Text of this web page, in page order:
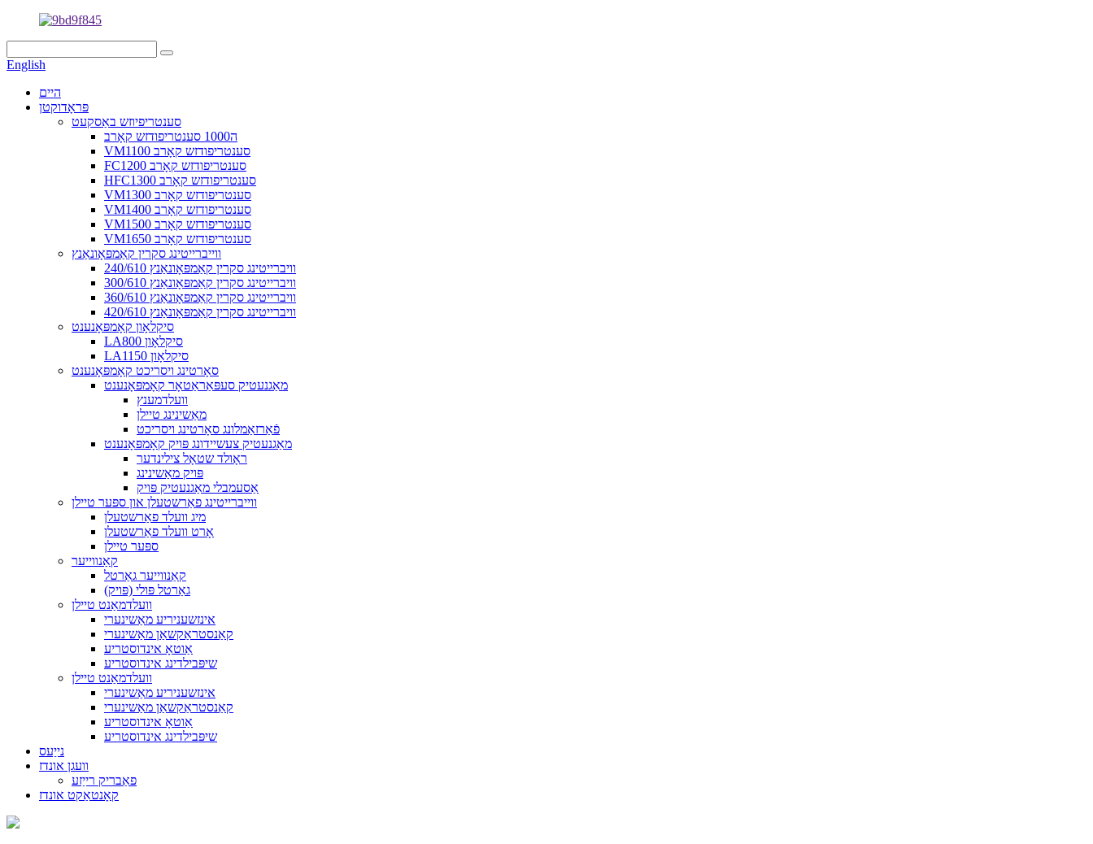
English
היים
פּראָדוקטן
סענטריפיוזש באַסקעט
ה1000 סענטריפודזש קאָרב
VM1100 סענטריפודזש קאָרב
FC1200 סענטריפודזש קאָרב
HFC1300 סענטריפודזש קאָרב
VM1300 סענטריפודזש קאָרב
VM1400 סענטריפודזש קאָרב
VM1500 סענטריפודזש קאָרב
VM1650 סענטריפודזש קאָרב
ווייברייטינג סקרין קאַמפּאָונאַנץ
240/610 וויברייטינג סקרין קאַמפּאָונאַנץ
300/610 וויברייטינג סקרין קאַמפּאָונאַנץ
360/610 וויברייטינג סקרין קאַמפּאָונאַנץ
420/610 וויברייטינג סקרין קאַמפּאָונאַנץ
סיקלאָון קאָמפּאָנענט
LA800 סיקלאָון
LA1150 סיקלאָון
סאָרטינג ויסריכט קאָמפּאָנענט
מאַגנעטיק סעפּאַראַטאָר קאָמפּאָנענט
וועלדמענץ
מאַשינינג טיילן
פֿאַרזאַמלונג סאָרטינג ויסריכט
מאַגנעטיק צעשיידונג פּויק קאָמפּאָנענט
ראָולד שטאָל צילינדער
פּויק מאַשינינג
אַסעמבלי מאַגנעטיק פּויק
ווייברייטינג פאַרשטעלן און ספּער טיילן
מיג וועלד פאַרשטעלן
אָרט וועלד פאַרשטעלן
ספּער טיילן
קאַנווייער
קאַנווייער גאַרטל
גאַרטל פּולי (פּויק)
וועלדמאַנט טיילן
אינזשעניריע מאַשינערי
קאַנסטראַקשאַן מאַשינערי
אַוטאָ אינדוסטריע
שיפּבילדינג אינדוסטריע
וועלדמאַנט טיילן
אינזשעניריע מאַשינערי
קאַנסטראַקשאַן מאַשינערי
אַוטאָ אינדוסטריע
שיפּבילדינג אינדוסטריע
נייַעס
וועגן אונדז
פאַבריק רייַזע
קאָנטאַקט אונדז